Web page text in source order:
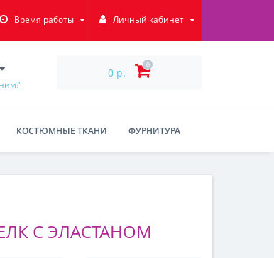
Время работы Личный кабинет
0 р.
0
КОСТЮМНЫЕ ТКАНИ ФУРНИТУРА
С ЭЛАСТАНОМ